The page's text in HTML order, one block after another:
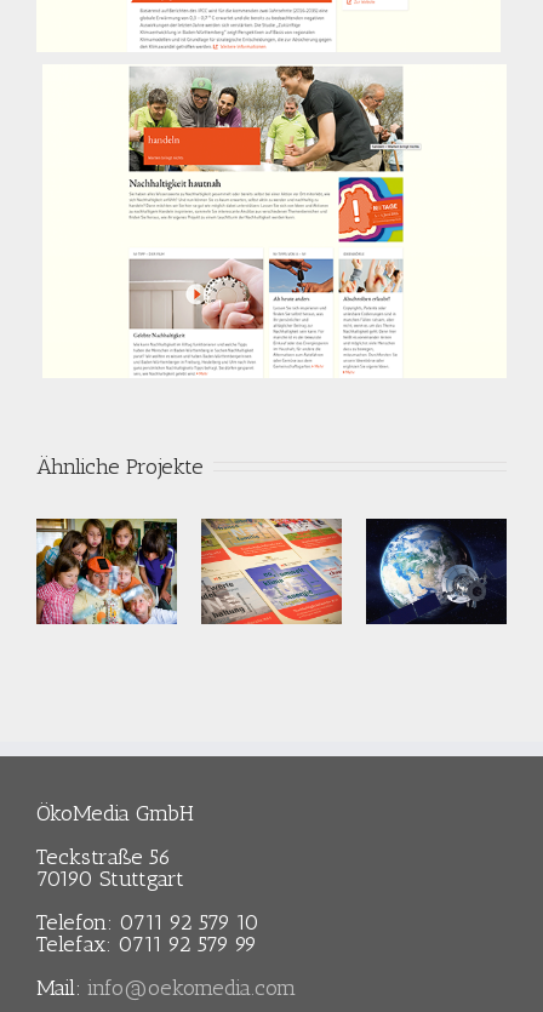
Ähnliche Projekte
Nachhaltigkeitsberichte
der
Ministerien
Ministerien
des
Landes
Württemberg
Dokumentationskurzfilm
ÖkoMedia GmbH
Teckstraße 56
70190 Stuttgart
Telefon: 0711 92 579 10
Telefax: 0711 92 579 99
Mail: info@oekomedia.com